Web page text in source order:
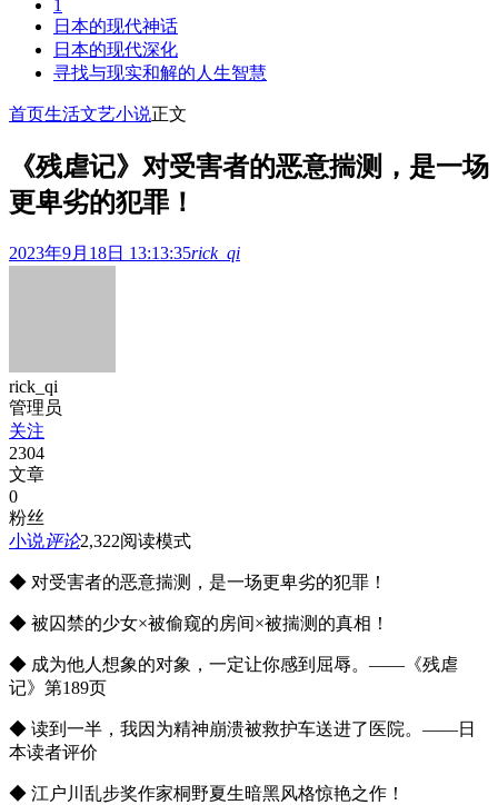
1
日本的现代神话
日本的现代深化
寻找与现实和解的人生智慧
首页生活文艺小说正文
《残虐记》对受害者的恶意揣测，是一场
更卑劣的犯罪！
2023年9月18日 13:13:35rick_qi
rick_qi
管理员
关注
2304
文章
0
粉丝
小说评论2,322阅读模式
◆ 对受害者的恶意揣测，是一场更卑劣的犯罪！
◆ 被囚禁的少女×被偷窥的房间×被揣测的真相！
◆ 成为他人想象的对象，一定让你感到屈辱。——《残虐
记》第189页
◆ 读到一半，我因为精神崩溃被救护车送进了医院。——日
本读者评价
◆ 江户川乱步奖作家桐野夏生暗黑风格惊艳之作！